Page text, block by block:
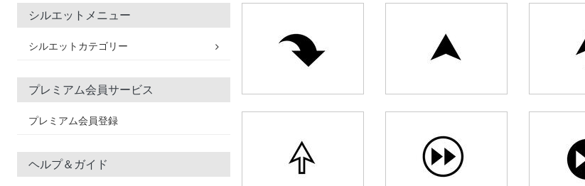
シルエットメニュー
シルエットカテゴリー
プレミアム会員サービス
プレミアム会員登録
ヘルプ＆ガイド